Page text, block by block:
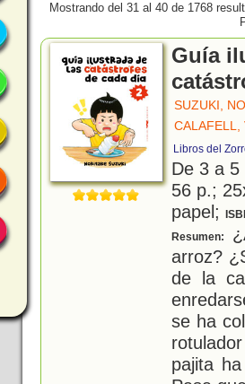
Mostrando del 31 al 40 de 1768
Guía
SUZUKI,
CALAFELL,
Libros del
De 3 a
56 p.;
papel;
Resumen:
arroz?
de la
se ha
pajita